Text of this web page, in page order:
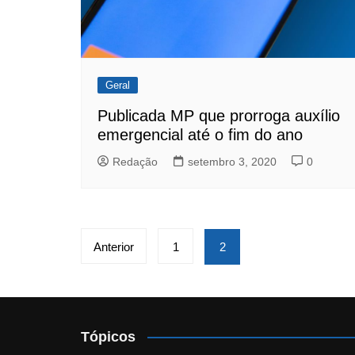
Geral
Publicada MP que prorroga auxílio
emergencial até o fim do ano
Redação setembro 3, 2020 0
Paginação
posts
Anterior 1 2
Tópicos